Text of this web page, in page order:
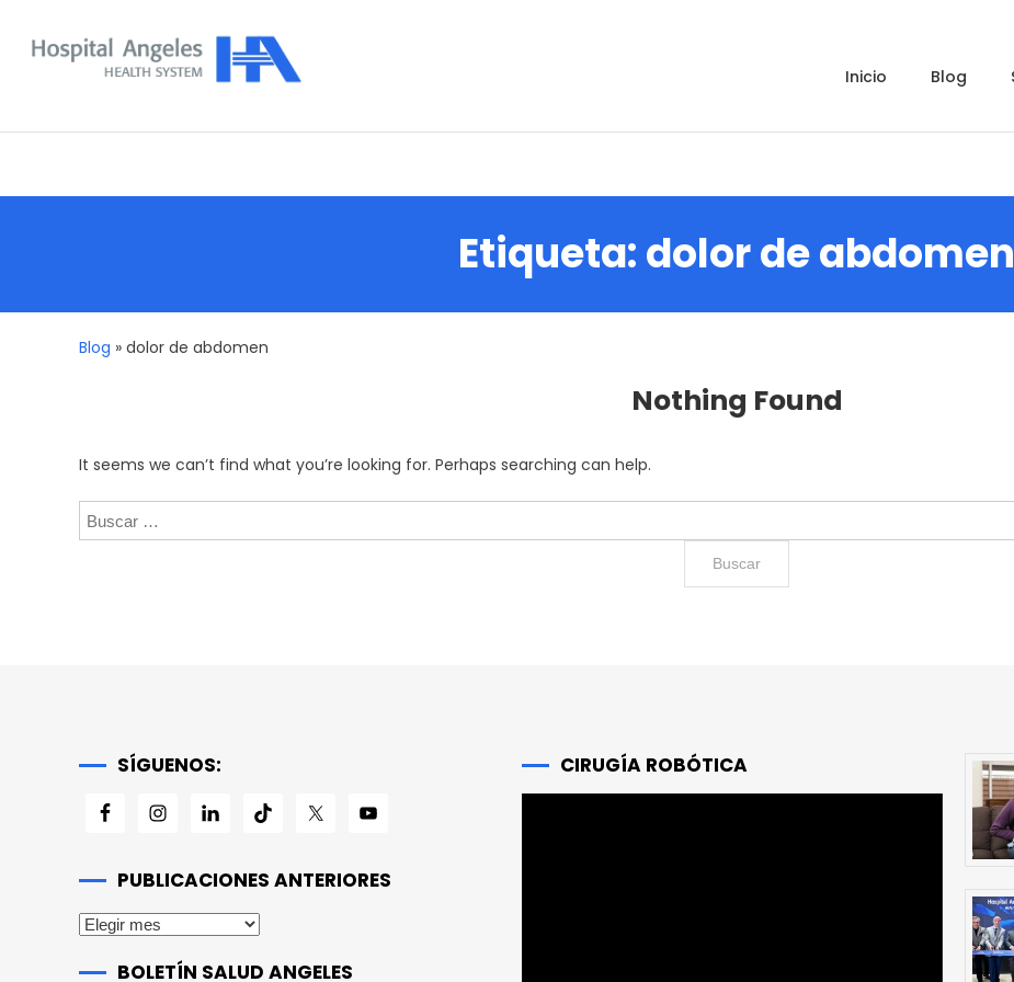
inicio blog
Etiqueta:dolor de abdomen
Blog » dolor de abdomen
Nothing Found
It seems we can’t find what you’re looking for. Perhaps searching can help.
Buscar:
SÍGUENOS:
PUBLICACIONES ANTERIORES
Publicaciones
BOLETÍN SALUD ANGELES
CIRUGÍA ROBÓTICA